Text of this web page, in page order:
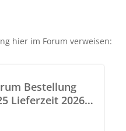
hier im Forum verweisen:
Bestellung
Lieferzeit 2026
R4 E-Tech